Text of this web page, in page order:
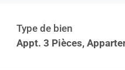
Type de bien
Appt. 3 Pièces,